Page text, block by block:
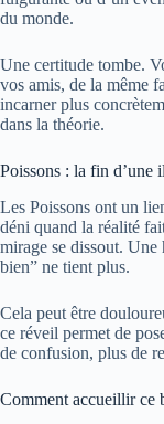
du monde.
Une certitude tombe.
vos amis, de la même
incarner plus
dans la théorie.
Poissons : la fin d’une
Les Poissons ont un
déni quand la réalité
mirage se dissout. Une
bien” ne tient plus.
Cela peut être
ce réveil permet de
de confusion, plus de
Comment accueillir ce